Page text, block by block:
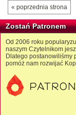
« poprzednia strona
Zostań Patronem
Od 2006 roku
naszym Czytelnikom
Dlatego postanowiliśmy
pomóż nam rozwijać